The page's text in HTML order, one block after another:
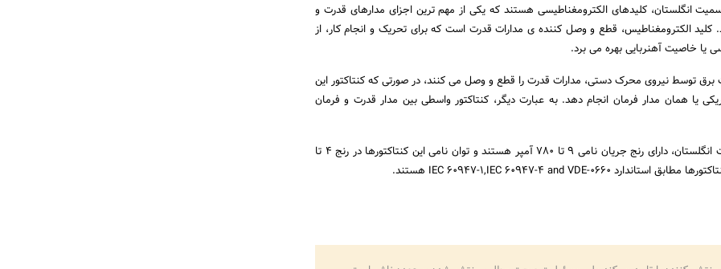
انگلستان، کلیدهای الکترومغناطیسی هستند که یکی از مهم ترین اجزای مدارهای قدرت و
الکترومغناطیس، قطع و وصل کننده ی مدارات قدرت است که برای تحریک و انجام کار، از
یا خاصیت آهنربایی بهره می برد.
توسط نیروی محرک دستی، مدارات قدرت را قطع و وصل می کنند، در صورتی که کنتاکتور این
یا همان مدار فرمان انجام دهد. به عبارت دیگر، کنتاکتور واسطی بین مدار قدرت و فرمان
کنتاکتورهای دورمن اسمیت انگلستان، دارای رنج جریان نامی 9 تا 780 آمپر هستند و توان نامی این کنتاکتورها در رنج 4 تا